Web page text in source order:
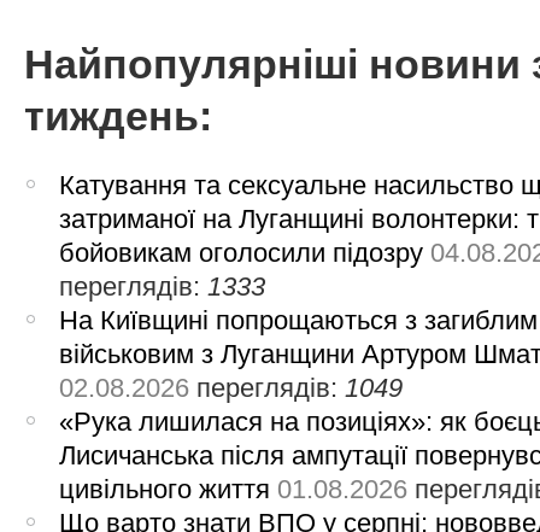
Найпопулярніші новини
тиждень:
Катування та сексуальне насильство
затриманої на Луганщині волонтерки:
бойовикам оголосили підозру
переглядів:1333
На Київщині попрощаються з загиблим
військовим з Луганщини Артуром
02.08.2026 переглядів:1049
«Рука лишилася на позиціях»: як
Лисичанська після ампутації
цивільного життя 01.08.2026
Що варто знати ВПО у серпні: